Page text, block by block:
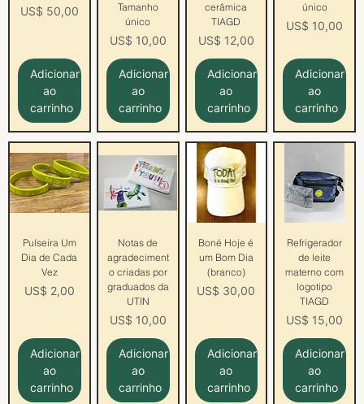
Preço
US$ 50,00
Adicionar
ao
carrinho
Tamanho
único
Preço
US$ 10,00
Adicionar
ao
carrinho
cerâmica
TIAGD
Preço
US$ 12,00
Adicionar
ao
carrinho
único
Preço
US$ 10,00
Adicionar
ao
carrinho
Pulseira Um
Dia de Cada
Vez
Preço
US$ 2,00
Adicionar
ao
carrinho
Notas de
agradeciment
o criadas por
graduados da
UTIN
Preço
US$ 10,00
Adicionar
ao
carrinho
Boné Hoje é
um Bom Dia
(branco)
Preço
US$ 30,00
Adicionar
ao
carrinho
Refrigerador
de leite
materno com
logotipo
TIAGD
Preço
US$ 15,00
Adicionar
ao
carrinho